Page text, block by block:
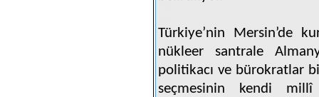
Türkiye’nin Mersin’de
nükleer santrale
politikacı ve bürokratlar
seçmesinin kendi millî